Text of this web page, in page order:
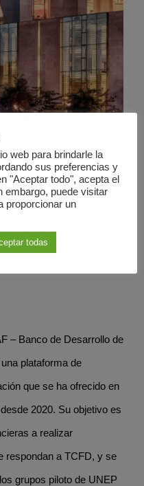
-10:00 am
– Banco de Desarrollo de
plataforma de
que se ha ofrecido en
2020. Su objetivo es
a realizar
respondan a TCFD, y se
grupos piloto de UNEP
web para brindarle la
sus preferencias y
"Aceptar todo", acepta el
embargo, puede visitar
proporcionar un
todas